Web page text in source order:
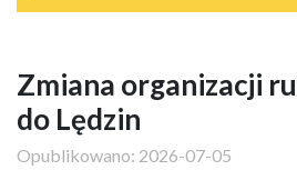
Zmiana organizacji
do Lędzin
Opublikowano: 2026-07-05